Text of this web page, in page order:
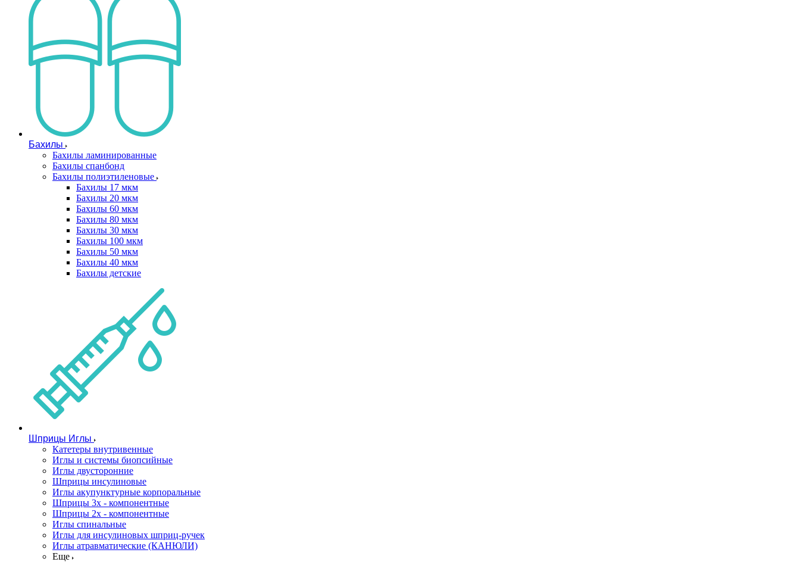
Бахилы
Бахилы ламинированные
Бахилы спанбонд
Бахилы полиэтиленовые
Бахилы 17 мкм
Бахилы 20 мкм
Бахилы 60 мкм
Бахилы 80 мкм
Бахилы 30 мкм
Бахилы 100 мкм
Бахилы 50 мкм
Бахилы 40 мкм
Бахилы детские
Шприцы Иглы
Катетеры внутривенные
Иглы и системы биопсийные
Иглы двусторонние
Шприцы инсулиновые
Иглы акупунктурные корпоральные
Шприцы 3х - компонентные
Шприцы 2х - компонентные
Иглы спинальные
Иглы для инсулиновых шприц-ручек
Иглы атравматические (КАНЮЛИ)
Еще